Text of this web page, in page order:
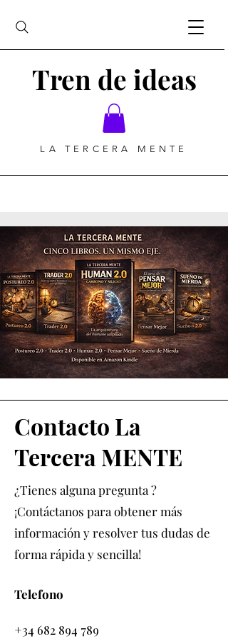
Tren de ideas
LA TERCERA MENTE
Contacto La
Tercera MENTE
¿Tienes alguna pregunta ?
¡Contáctanos para obtener más
información y resolver tus dudas de
forma rápida y sencilla!
Telefono
+34 682 894 789